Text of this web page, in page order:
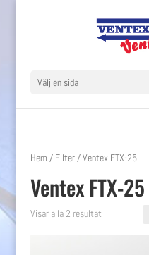
Välj en sida
Hem / Filter/ Ventex FTX-25
Ventex FTX-25
Visar alla 2 resultat